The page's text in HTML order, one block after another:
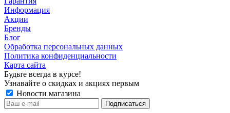
Информация
Акции
Бренды
Блог
Обработка персональных данных
Политика конфиденциальности
Карта сайта
Будьте всегда в курсе!
Узнавайте о скидках и акциях первым
Новости магазина